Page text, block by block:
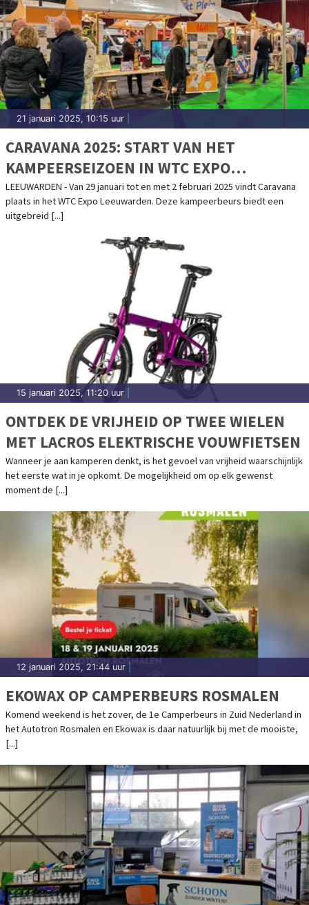
21 januari 2025, 10:15 uur
CARAVANA 2025: START VAN HET
KAMPEERSEIZOEN IN WTC EXPO
LEEUWARDEN
LEEUWARDEN - Van 29 januari tot en met 2 februari 2025 vindt Caravana
plaats in het WTC Expo Leeuwarden. Deze kampeerbeurs biedt een
uitgebreid [...]
15 januari 2025, 11:20 uur
ONTDEK DE VRIJHEID OP TWEE WIELEN
MET LACROS ELEKTRISCHE VOUWFIETSEN
Wanneer je aan kamperen denkt, is het gevoel van vrijheid waarschijnlijk
het eerste wat in je opkomt. De mogelijkheid om op elk gewenst
moment de [...]
12 januari 2025, 21:44 uur
EKOWAX OP CAMPERBEURS ROSMALEN
Komend weekend is het zover, de 1e Camperbeurs in Zuid Nederland in
het Autotron Rosmalen en Ekowax is daar natuurlijk bij met de mooiste,
[...]